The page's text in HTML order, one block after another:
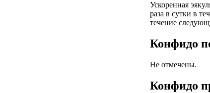
Ускоренная
раза в сутки в
течение
Конфидо
Не отмечены.
Конфидо